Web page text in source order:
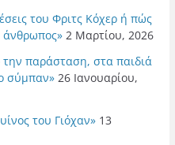
του Φριτς Κόχερ ή πώς
άνθρωπος» 2 Μαρτίου, 2026
παράσταση, στα παιδιά
σύμπαν» 26 Ιανουαρίου,
του Γιόχαν» 13